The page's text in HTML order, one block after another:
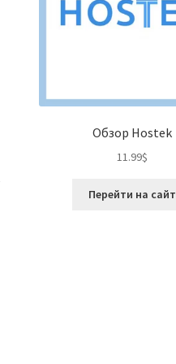
Обзор Hostek
11.99$
Перейти на сайт